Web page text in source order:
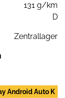
131 g/km
D
Zentrallager
Android Auto K